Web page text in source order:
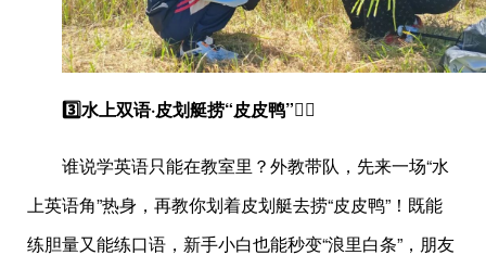
3️⃣水上双语·皮划艇捞“皮皮鸭”🚣‍♂️
谁说学英语只能在教室里？外教带队，先来一场“水
上英语角”热身，再教你划着皮划艇去捞“皮皮鸭”！既能
练胆量又能练口语，新手小白也能秒变“浪里白条”，朋友